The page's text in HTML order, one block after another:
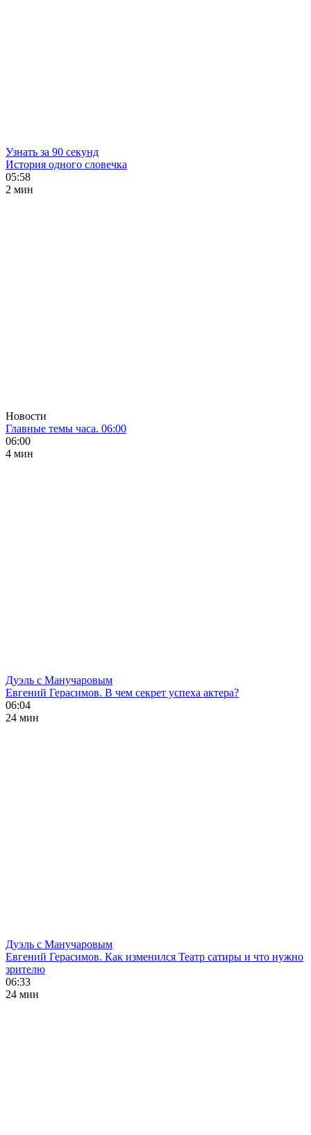
Узнать за 90 секунд
История одного словечка
05:58
2 мин
Новости
Главные темы часа. 06:00
06:00
4 мин
Дуэль с Манучаровым
Евгений Герасимов. В чем секрет успеха актера?
06:04
24 мин
Дуэль с Манучаровым
Евгений Герасимов. Как изменился Театр сатиры и что нужно
зрителю
06:33
24 мин